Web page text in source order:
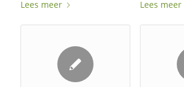
Lees meer
Lees meer